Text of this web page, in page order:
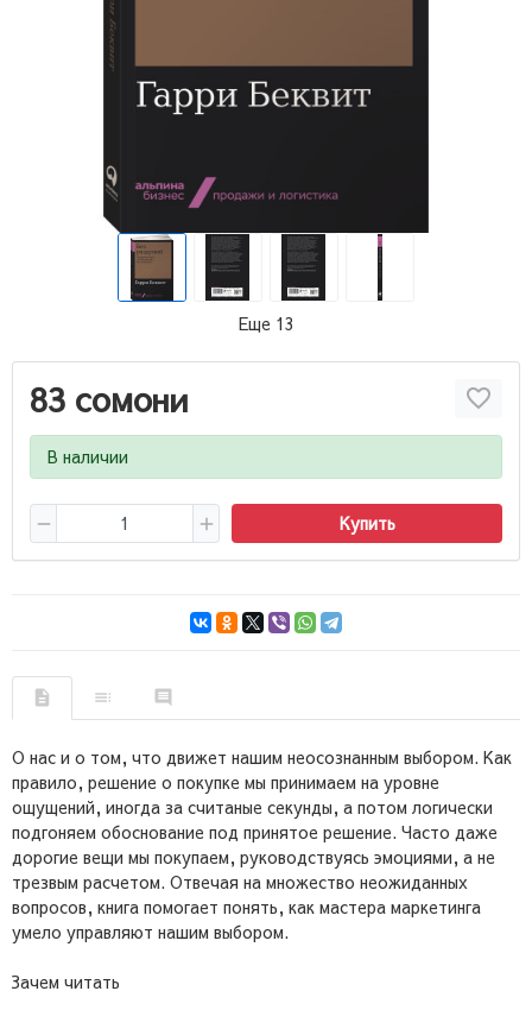
Еще 13
83 сомони
В наличии
Купить
О нас и о том, что движет нашим неосознанным выбором. Как
правило, решение о покупке мы принимаем на уровне
ощущений, иногда за считаные секунды, а потом логически
подгоняем обоснование под принятое решение. Часто даже
дорогие вещи мы покупаем, руководствуясь эмоциями, а не
трезвым расчетом. Отвечая на множество неожиданных
вопросов, книга помогает понять, как мастера маркетинга
умело управляют нашим выбором.
Зачем читать